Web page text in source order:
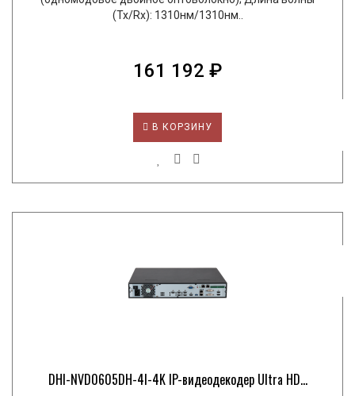
(Tx/Rx): 1310нм/1310нм..
161 192 ₽
В КОРЗИНУ
DHI-NVD0605DH-4I-4K IP-видеодекодер Ultra HD...